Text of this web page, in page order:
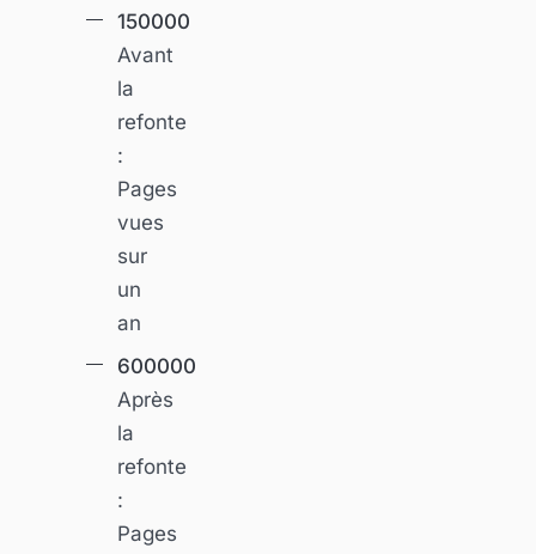
150000
Avant
la
refonte
:
Pages
vues
sur
un
an
600000
Après
la
refonte
:
Pages